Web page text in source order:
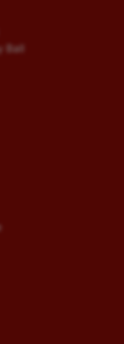
Ball